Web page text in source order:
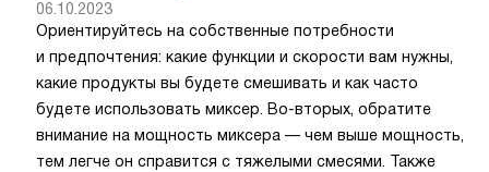
06.10.2023
Ориентируйтесь на собственные потребности
и предпочтения: какие функции и скорости вам нужны,
какие продукты вы будете смешивать и как часто
будете использовать миксер. Во-вторых, обратите
внимание на мощность миксера — чем выше мощность,
тем легче он справится с тяжелыми смесями. Также